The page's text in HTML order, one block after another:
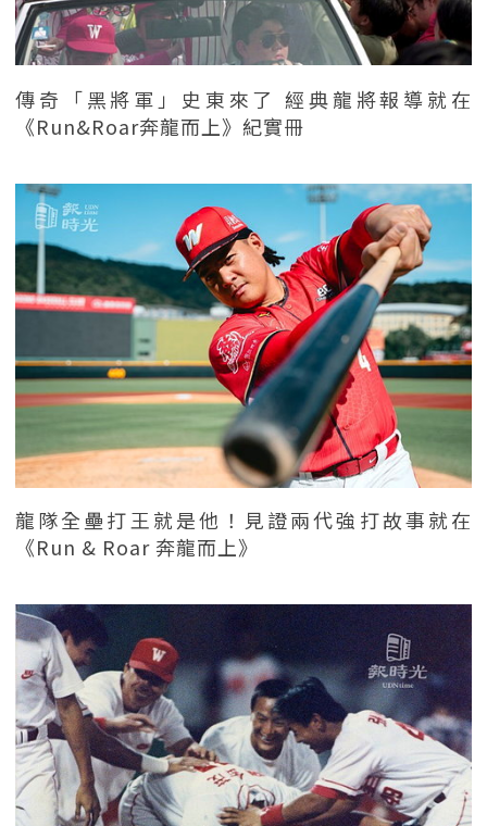
傳奇「黑將軍」史東來了 經典龍將報導就在
《Run&Roar奔龍而上》紀實冊
龍隊全壘打王就是他！見證兩代強打故事就在
《Run & Roar 奔龍而上》